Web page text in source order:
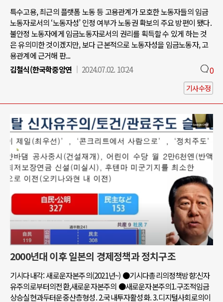
특수고용, 최근의 플랫폼 노동 등 고용관계가 모호한 노동자들의 임금
노동자로서의 ‘노동자성’ 인정 여부가 노동권 확보의 주요 방편이 됐다.
불안정 노동자에게 임금노동자로서의 권리를 획득할 수 있게 하는 것
은 유의미한 것이겠지만, 보다 근본적으로 노동자성을 임금노동자, 고
용관계에 근거해 판...
김철식(한국학중앙연
2024.07.02. 10:24 0
기사수정
2000년대 이후 일본의 경제정책과 정치구조
기시다내각: 새로운자본주의(2021년~) ●기시다총리의정책방향:신자
유주의로부터의전환,새로운자본주의 ●새로운자본주의1.구조적임금
상승실현과두터운중산층형성. 2.국내투자활성화. 3.디지털사회로의이